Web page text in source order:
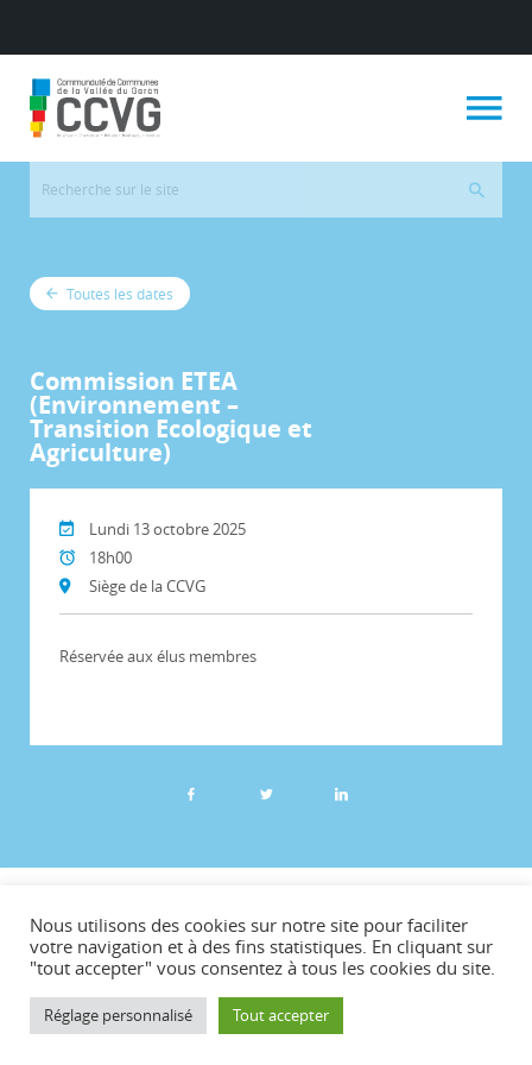
Toutes les dates
Commission ETEA
(Environnement –
Transition Ecologique et
Agriculture)
Lundi 13 octobre 2025
18h00
Siège de la CCVG
Réservée aux élus membres
Plan du site
Mentions légales
Téléchargements
Contact
Nous utilisons des cookies sur notre site pour faciliter
votre navigation et à des fins statistiques. En cliquant sur
"tout accepter" vous consentez à tous les cookies du site.
Réglage personnalisé Tout accepter